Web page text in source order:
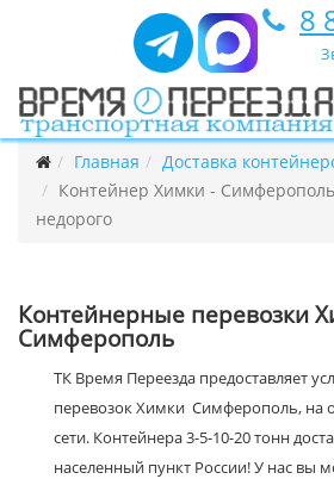
8
Главная
Доставка
Контейнер Химки -
недорого
Контейнерные перевозки
Симферополь
ТК Время Переезда предоставляет
перевозок Химки Симферополь, на
сети. Контейнера 3-5-10-20 тонн
населенный пункт России! У нас вы